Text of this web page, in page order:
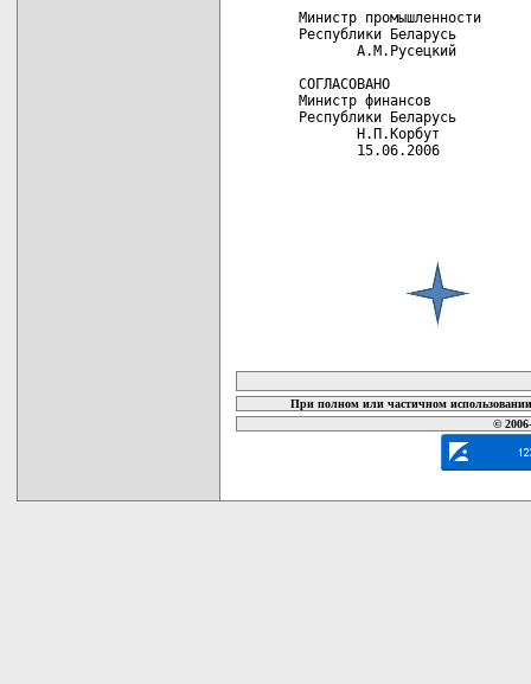
Министр промышленности
Республики Беларусь
А.М.Русецкий
СОГЛАСОВАНО
Министр финансов
Республики Беларусь
       Н.П.Корбут
       15.06.2006
При полном или частичном
©